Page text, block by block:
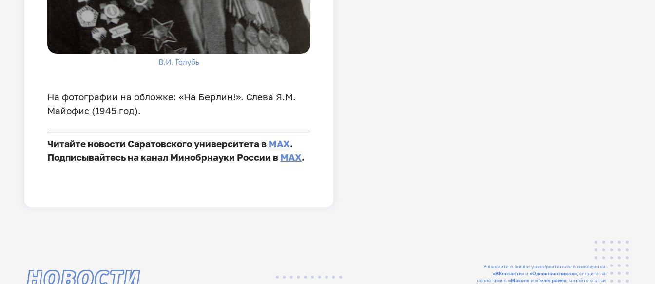
В.И. Голубь
На фотографии на обложке: «На Берлин!». Слева Я.М.
Майофис (1945 год).
Читайте новости Саратовского университета в MAX.
Подписывайтесь на канал Минобрнауки России в MAX.
Узнавайте о жизни университетского сообщества
«ВКонтакте» и«Одноклассниках» , следите за
новостями в«Максе» и«Телеграме» , читайте статьи